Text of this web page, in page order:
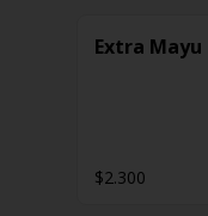
Extra Mayu
$2.300